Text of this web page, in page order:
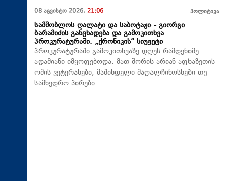
08 აგვისტო 2026, 21:06 პოლიტიკა
სამშობლოს ღალატი და საბოტაჟი - გიორგი
ბარამიძის განცხადება და გამოკითხვა
პროკურატურაში. „ქრონიკის“ სიუჟეტი
პროკურატურაში გამოკითხვაზე დღეს რამდენიმე
ადამიანი იმყოფებოდა. მათ შორის არიან აფხაზეთის
ომის ვეტერანები, მაშინდელი მაღალჩინოსნები თუ
სამხედრო პირები.